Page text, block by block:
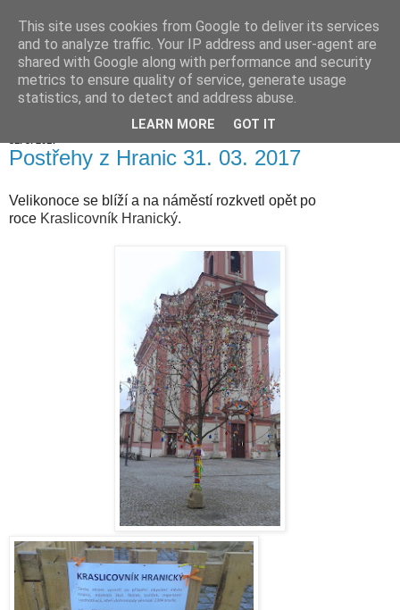
Hranické listy
Postřehy z Hranic 31. 03. 2017
Velikonoce se blíží a na náměstí rozkvetl opět po
roce Kraslicovník Hranický.
This site uses cookies from Google to deliver its services
and to analyze traffic. Your IP address and user-agent are
shared with Google along with performance and security
metrics to ensure quality of service, generate usage
statistics, and to detect and address abuse.
LEARN MORE GOT IT